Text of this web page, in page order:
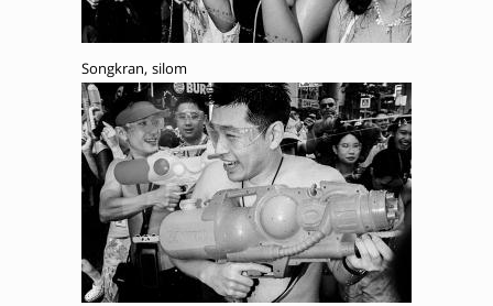
Songkran, silom